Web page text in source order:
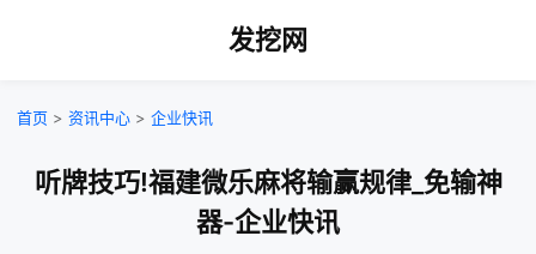
发挖网
首页 > 资讯中心 > 企业快讯
听牌技巧!福建微乐麻将输赢规律_免输神
器-企业快讯